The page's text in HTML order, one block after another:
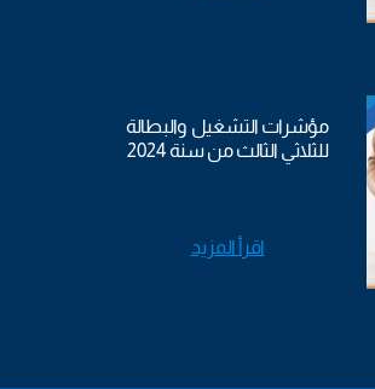
مؤشرات التشغيل والبطالة
للثلاثي الثالث من سنة 2024
اقرأ المزيد